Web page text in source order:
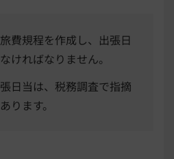
費規程を作成し、出張日
ければなりません。
日当は、税務調査で指摘
ります。